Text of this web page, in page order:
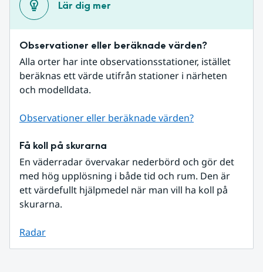
Lär dig mer
Observationer eller beräknade värden?
Alla orter har inte observationsstationer, istället
beräknas ett värde utifrån stationer i närheten
och modelldata.
Observationer eller beräknade värden?
Få koll på skurarna
En väderradar övervakar nederbörd och gör det
med hög upplösning i både tid och rum. Den är
ett värdefullt hjälpmedel när man vill ha koll på
skurarna.
Radar